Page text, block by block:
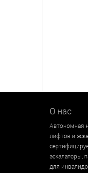
О нас
Автономная
лифтов и
эскалаторы,
для